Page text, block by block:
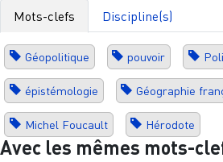
Mots-clefs Discipline(s)
Géopolitique pouvoir
épistémologie Géographie
Michel Foucault Hérodote
Avec les mêmes mots-